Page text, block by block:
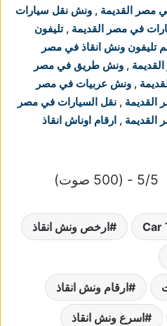
القديمة , ونش نقل سيارات
في مصر القديمة ,تليفون
تليفون ونش انقاذ في مصر
, ونش طريق في مصر
, ونش عربيات في مصر
القديمة , نقل السيارات في مصر
القديمة , ارقام اوناش انقاذ
5/5 - (500 صوت)
Car ارخص ونش انقاذ
ارقام ونش انقاذ
اسرع ونش انقاذ